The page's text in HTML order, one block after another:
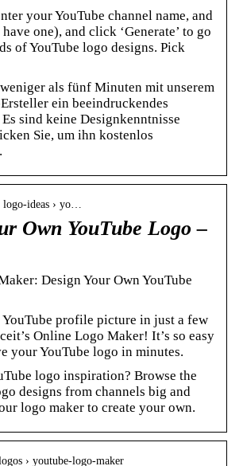
your YouTube channel name, and
one), and click ‘Generate’ to go
of YouTube logo designs. Pick
als fünf Minuten mit unserem
ein beeindruckendes
sind keine Designkenntnisse
Sie, um ihn kostenlos
ideas › yo…
Own YouTube Logo –
Design Your Own YouTube
profile picture in just a few
Online Logo Maker! It’s so easy
your YouTube logo in minutes.
logo inspiration? Browse the
designs from channels big and
logo maker to create your own.
› youtube-logo-maker